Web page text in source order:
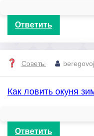
Ответить
Советы
Как ловить окуня
Ответить